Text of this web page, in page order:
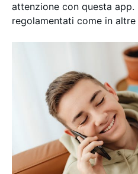
attenzione con questa
regolamentati come in altre